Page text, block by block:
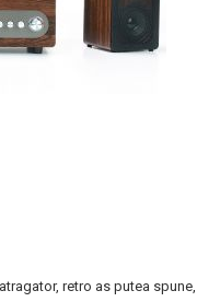
retro as putea spune,